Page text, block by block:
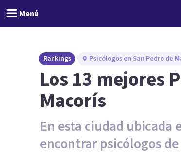
Menú
Rankings Psicólogos en San Pedro de
Los 13 mejores
Macorís
En esta ciudad ubicada
encontrar psicólogos